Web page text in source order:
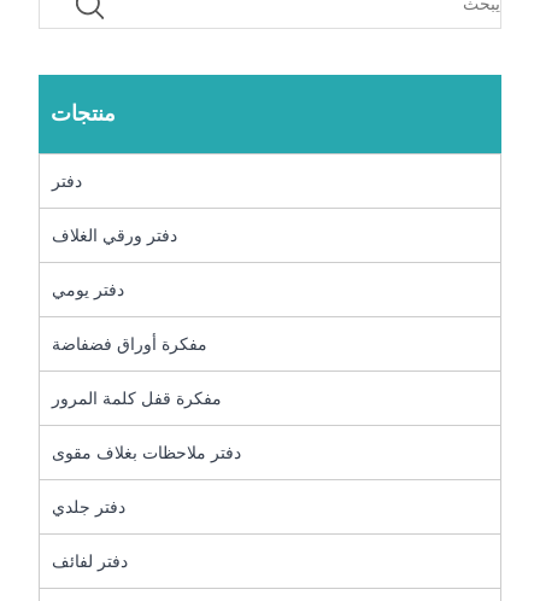
منتجات
دفتر
دفتر ورقي الغلاف
دفتر يومي
مفكرة أوراق فضفاضة
مفكرة قفل كلمة المرور
دفتر ملاحظات بغلاف مقوى
دفتر جلدي
دفتر لفائف